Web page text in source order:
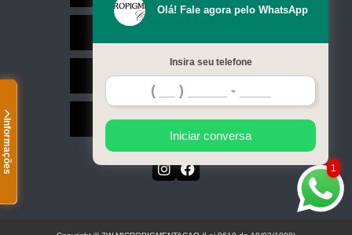
Informações
Contato
Mapa do site
1
Olá! Fale agora pelo WhatsApp
Insira seu telefone
Iniciar conversa